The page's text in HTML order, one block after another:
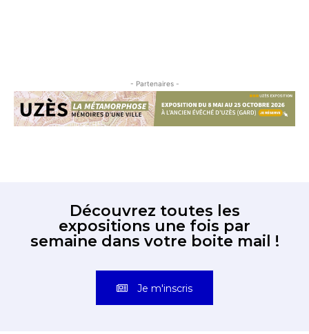
- Partenaires -
Découvrez toutes les
expositions une fois par
semaine dans votre boite mail !
Je m'inscris